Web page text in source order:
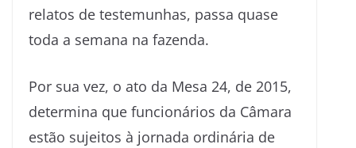
relatos de testemunhas, passa quase
toda a semana na fazenda.
Por sua vez, o ato da Mesa 24, de 2015,
determina que funcionários da Câmara
estão sujeitos à jornada ordinária de